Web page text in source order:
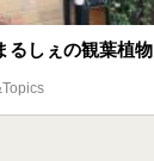
るしぇの観葉植物